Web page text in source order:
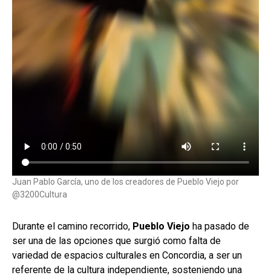
Juan Pablo García, uno de los creadores de Pueblo Viejo por
@3200Cultura
Durante el camino recorrido, Pueblo Viejo ha pasado de
ser una de las opciones que surgió como falta de
variedad de espacios culturales en Concordia, a ser un
referente de la cultura independiente, sosteniendo una